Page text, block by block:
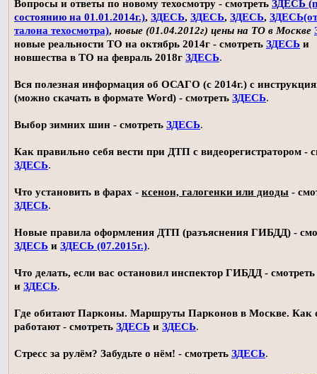
Вопросы и ответы по новому техосмотру - смотреть ЗДЕСЬ
состоянию на 01.01.2014г.), ЗДЕСЬ, ЗДЕСЬ, ЗДЕСЬ,
талона техосмотра), новые (01.04.2012г) цены на ТО в Москве
новые реальности ТО на октябрь 2014г - смотреть ЗДЕСЬ и
новшества в ТО на февраль 2018г ЗДЕСЬ.
Вся полезная информация об ОСАГО (с 2014г.) с
(можно скачать в формате Word) - смотреть ЗДЕСЬ.
Выбор зимних шин - смотреть ЗДЕСЬ.
Как правильно себя вести при ДТП с видеорегистратором -
ЗДЕСЬ.
Что установить в фарах - ксенон, галогенки или диоды -
ЗДЕСЬ.
Новые правила оформления ДТП (разъяснения ГИБДД) -
ЗДЕСЬ и ЗДЕСЬ (07.2015г.).
Что делать, если вас остановил инспектор ГИБДД - смотреть
и ЗДЕСЬ.
Где обитают Парконы. Маршруты Парконов в Москве. Как
работают - смотреть ЗДЕСЬ и ЗДЕСЬ.
Стресс за рулём? Забудьте о нём! - смотреть ЗДЕСЬ.